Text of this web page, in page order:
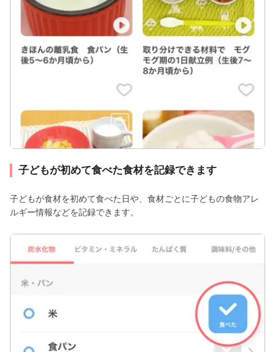
子どもが初めて食べた食材を記録できます
子どもが食材を初めて食べた日や、食材ごとに子どもの食物アレ
ルギー情報などを記録できます。